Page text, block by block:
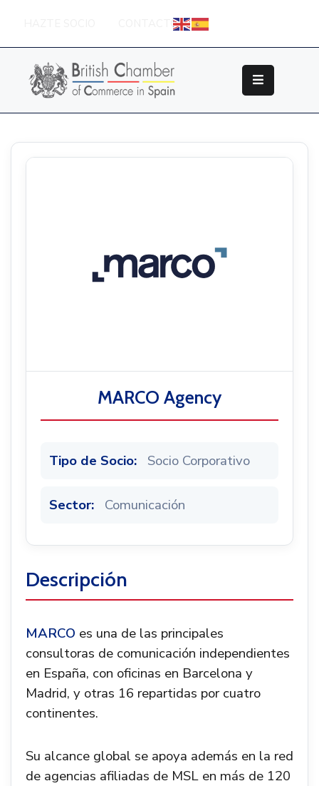
CONTACTO
Sobre
British
Chamber
Socios
MARCO Agency
Tipo de Socio: Socio Corporativo
Sector: Comunicación
Descripción
MARCO es una de las principales
consultoras de comunicación independientes
en España, con oficinas en Barcelona y
Madrid, y otras 16 repartidas por cuatro
continentes.
Su alcance global se apoya además en la red
de agencias afiliadas de MSL en más de 120